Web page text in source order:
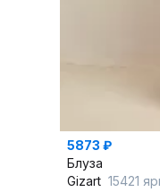
5873 ₽
Блуза
Gizart 15421